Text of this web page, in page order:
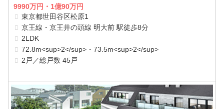
9990万円・1億90万円
東京都世田谷区松原1
京王線・京王井の頭線 明大前 駅徒歩8分
2LDK
72.8m<sup>2</sup>・73.5m<sup>2</sup>
2戸／総戸数 45戸